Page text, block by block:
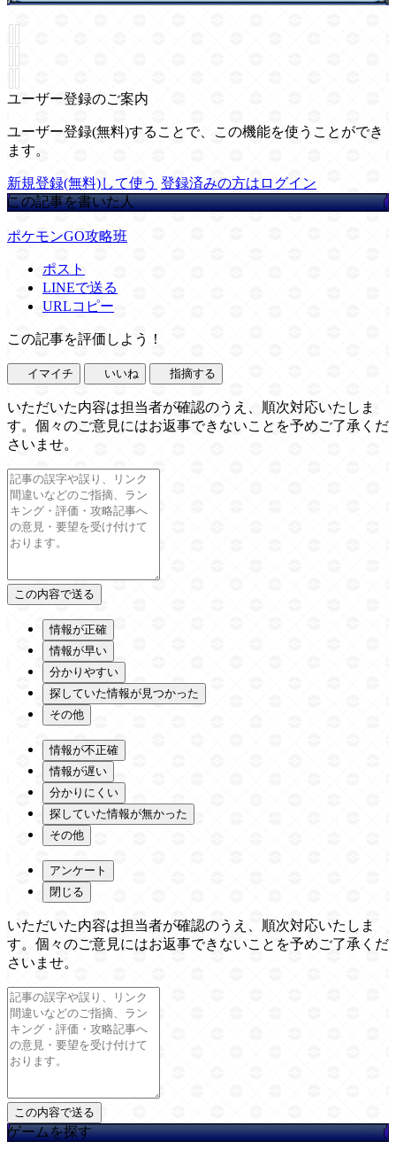
ユーザー登録のご案内
ユーザー登録(無料)することで、この機能を使うことができ
ます。
新規登録(無料)して使う 登録済みの方はログイン
この記事を書いた人
ポケモンGO攻略班
ポスト
LINEで送る
URLコピー
この記事を評価しよう！
イマイチ いいね 指摘する
いただいた内容は担当者が確認のうえ、順次対応いたしま
す。個々のご意見にはお返事できないことを予めご了承くだ
さいませ。
情報が正確
情報が早い
分かりやすい
探していた情報が見つかった
その他
情報が不正確
情報が遅い
分かりにくい
探していた情報が無かった
その他
アンケート
閉じる
いただいた内容は担当者が確認のうえ、順次対応いたしま
す。個々のご意見にはお返事できないことを予めご了承くだ
さいませ。
ゲームを探す